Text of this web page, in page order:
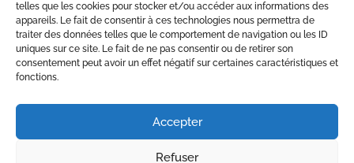
telles que les cookies pour stocker et/ou accéder aux informations des
appareils. Le fait de consentir à ces technologies nous permettra de
traiter des données telles que le comportement de navigation ou les ID
uniques sur ce site. Le fait de ne pas consentir ou de retirer son
consentement peut avoir un effet négatif sur certaines caractéristiques et
fonctions.
Accepter
Refuser
© Maison de Quartier des Eaux-Vives – Chemin de la
Clairière 3, CP 6230, 1211 Genève 6 –